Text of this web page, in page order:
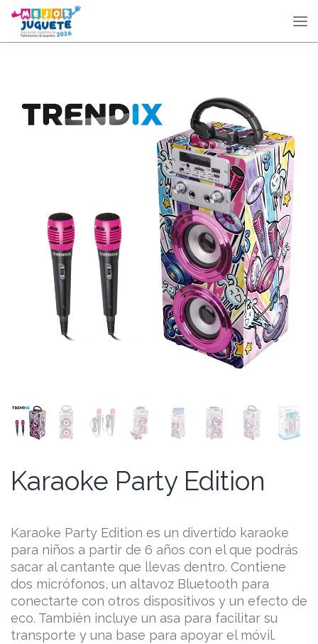
Karaoke Party Edition
Karaoke Party Edition es un divertido karaoke
para niños a partir de 6 años con el que podrás
sacar al cantante que llevas dentro. Contiene
dos micrófonos, un altavoz Bluetooth para
conectarte con otros dispositivos y un efecto de
eco. También incluye un asa para facilitar su
transporte y una base para apoyar el móvil.